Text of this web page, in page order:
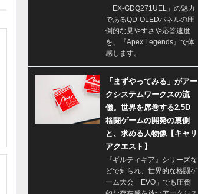
「EX-GDQ271UEL」の魅力
であるQD-OLEDパネルの圧
倒的な見やすさや応答速度
を、『Apex Legends』で体
感します。
「まずやってみる」がアー
クシステムワークスの流
儀。世界を席巻する2.5D
格闘ゲームの開発の裏側
と、求める人物像【キャリ
アクエスト】
『ギルティギア』シリーズな
どで知られ、世界的な格闘ゲ
ーム大会「EVO」でも圧倒